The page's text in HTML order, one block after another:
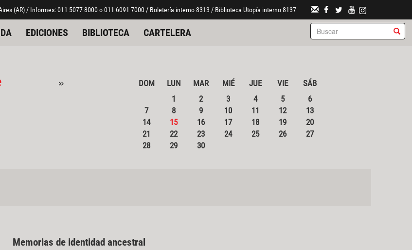
(AR) / Informes: 011 5077-8000 o 011 6091-7000 / Boletería interno 8313 / Biblioteca Utopía interno 8137
EDICIONES BIBLIOTECA CARTELERA
» DOM LUN MAR MIÉ JUE VIE
SÁB
1
2 3 4 5
6
7
8 9 10 11 12
13
14
15 16 17 18 19
20
21
22 23 24 25 26
27
28
29 30
Memorias de identidad ancestral